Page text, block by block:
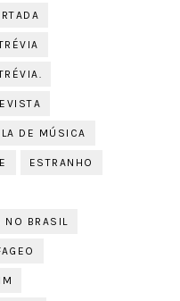
DE MÚSICA
ESTRANHO
NO BRASIL